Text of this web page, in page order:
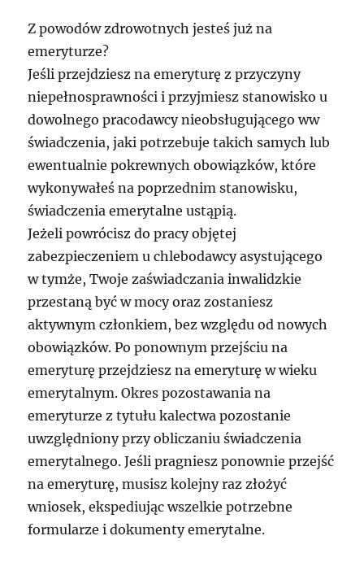
Z powodów zdrowotnych jesteś już na
emeryturze?
Jeśli przejdziesz na emeryturę z przyczyny
niepełnosprawności i przyjmiesz stanowisko u
dowolnego pracodawcy nieobsługującego ww
świadczenia, jaki potrzebuje takich samych lub
ewentualnie pokrewnych obowiązków, które
wykonywałeś na poprzednim stanowisku,
świadczenia emerytalne ustąpią.
Jeżeli powrócisz do pracy objętej
zabezpieczeniem u chlebodawcy asystującego
w tymże, Twoje zaświadczania inwalidzkie
przestaną być w mocy oraz zostaniesz
aktywnym członkiem, bez względu od nowych
obowiązków. Po ponownym przejściu na
emeryturę przejdziesz na emeryturę w wieku
emerytalnym. Okres pozostawania na
emeryturze z tytułu kalectwa pozostanie
uwzględniony przy obliczaniu świadczenia
emerytalnego. Jeśli pragniesz ponownie przejść
na emeryturę, musisz kolejny raz złożyć
wniosek, ekspediując wszelkie potrzebne
formularze i dokumenty emerytalne.